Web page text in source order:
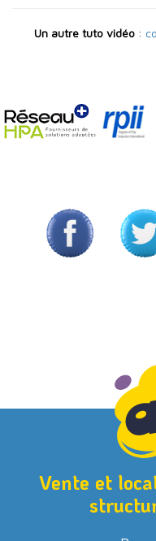
Un autre tuto vidéo :
Vente et